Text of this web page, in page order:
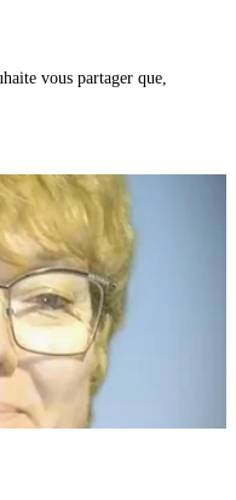
vous partager que,